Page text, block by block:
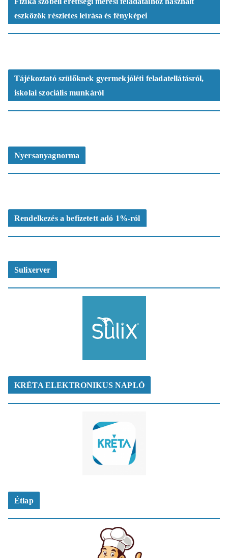
eszközök részletes leírása és fényképei
Tájékoztató szülőknek gyermekjóléti feladatellátásról,
iskolai szociális munkáról
Nyersanyagnorma
Rendelkezés a befizetett adó 1%-ról
Sulixerver
KRÉTA ELEKTRONIKUS NAPLÓ
Étlap